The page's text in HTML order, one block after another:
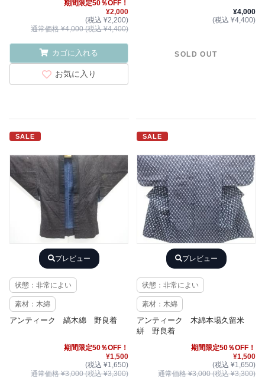
期間限定50％OFF！
¥2,000
(税込 ¥2,200)
通常価格 ¥4,000 (税込 ¥4,400)
カゴに入れる
お気に入り
¥4,000
(税込 ¥4,400)
SOLD OUT
SALE
プレビュー
状態：非常によい
素材：木綿
アンティーク 縞木綿 野良着
期間限定50％OFF！
¥1,500
(税込 ¥1,650)
通常価格 ¥3,000 (税込 ¥3,300)
SALE
プレビュー
状態：非常によい
素材：木綿
アンティーク 木綿本場久留米
絣 野良着
期間限定50％OFF！
¥1,500
(税込 ¥1,650)
通常価格 ¥3,000 (税込 ¥3,300)